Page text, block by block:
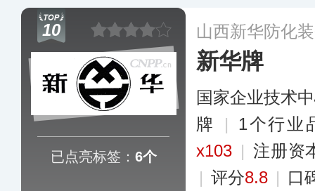
资供应商。更多
10
已点亮标签： 6个
山西新华防化
新华牌
国家企业技术
牌
|
1个行业
x103 | 注册资
| 评分8.8 | 口